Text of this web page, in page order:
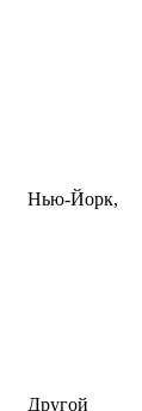
Нью-Йорк,
Другой